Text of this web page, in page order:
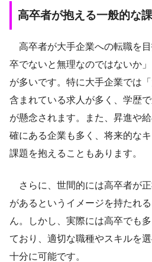
高卒者が抱える一般的な
高卒者が大手企業への転職を
卒でないと無理なのではないか
が多いです。特に大手企業では
含まれている求人が多く、学歴
が懸念されます。また、昇進や
確にある企業も多く、将来的な
課題を抱えることもあります。
さらに、世間的には高卒者が
があるというイメージを持たれ
ん。しかし、実際には高卒でも
ており、適切な職種やスキルを
十分に可能です。